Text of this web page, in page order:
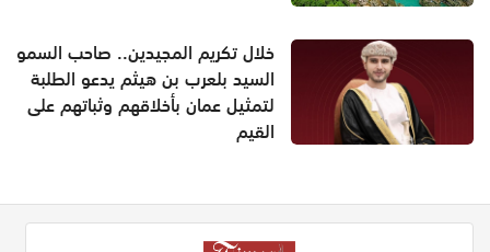
خلال تكريم المجيدين.. صاحب السمو
السيد بلعرب بن هيثم يدعو الطلبة
لتمثيل عمان بأخلاقهم وثباتهم على
القيم